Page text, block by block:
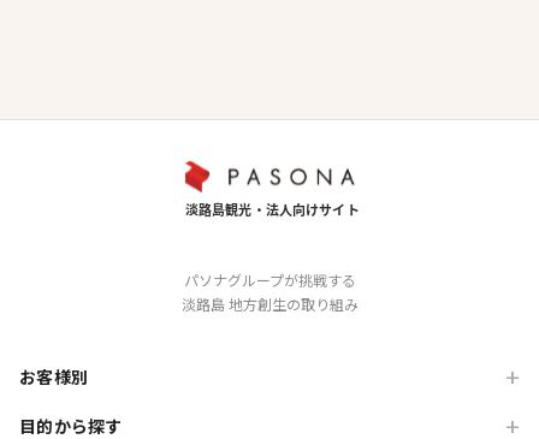
パソナグループが挑戦する
淡路島 地方創生の取り組み
お客様別
旅行会社の方
目的から探す